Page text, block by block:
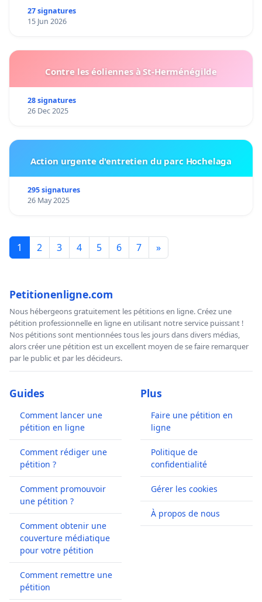
27 signatures
15 Jun 2026
Contre les éoliennes à St-Herménégilde
28 signatures
26 Dec 2025
Action urgente d'entretien du parc Hochelaga
295 signatures
26 May 2025
1 2 3 4 5 6 7 »
Petitionenligne.com
Nous hébergeons gratuitement les pétitions en ligne. Créez une
pétition professionnelle en ligne en utilisant notre service puissant !
Nos pétitions sont mentionnées tous les jours dans divers médias,
alors créer une pétition est un excellent moyen de se faire remarquer
par le public et par les décideurs.
Guides
Comment lancer une
pétition en ligne
Comment rédiger une
pétition ?
Comment promouvoir
une pétition ?
Comment obtenir une
couverture médiatique
pour votre pétition
Comment remettre une
pétition
Plus
Faire une pétition en
ligne
Politique de
confidentialité
Gérer les cookies
À propos de nous